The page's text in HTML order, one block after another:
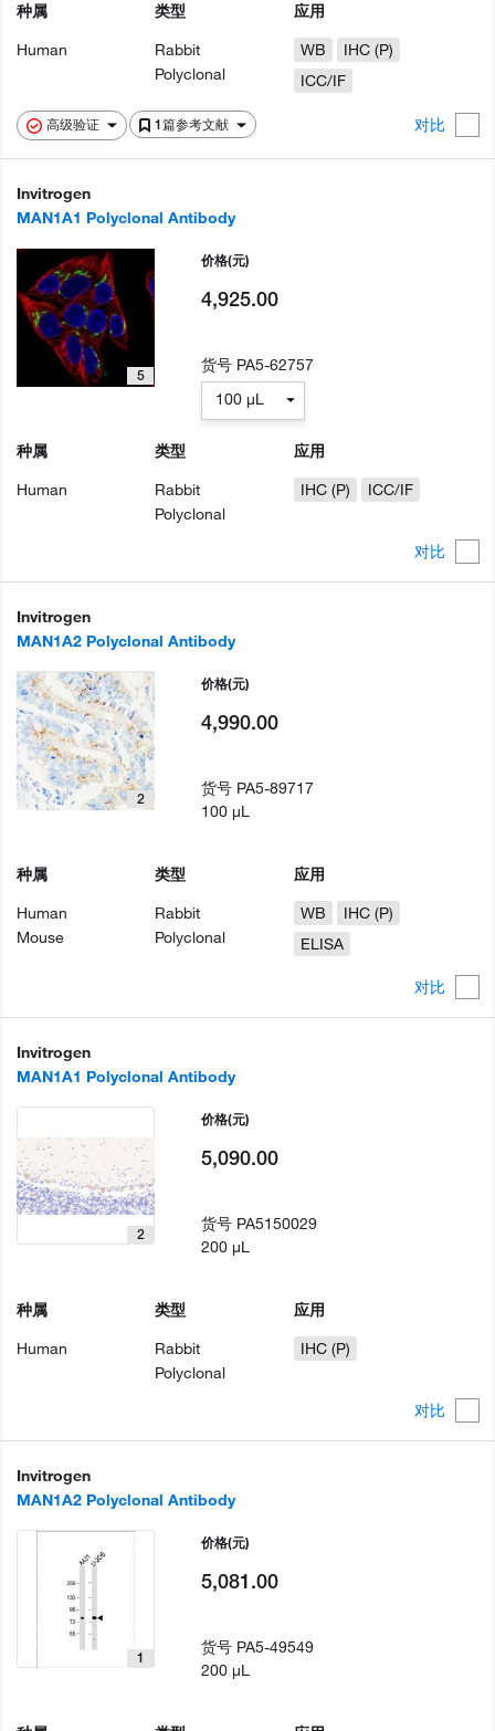
高级验证 1篇参考文献 对比
种属
Human
类型
Rabbit
Polyclonal
应用
WB
IHC (P)
ICC/IF
Invitrogen
MAN1A1 Polyclonal Antibody
对比
5
种属
Human
类型
Rabbit
Polyclonal
应用
IHC (P)
ICC/IF
价格(元)
4,925.00
货号 PA5-62757
100 µL
Invitrogen
MAN1A2 Polyclonal Antibody
对比
2
种属
Human
Mouse
类型
Rabbit
Polyclonal
应用
WB
IHC (P)
ELISA
价格(元)
4,990.00
货号 PA5-89717
100 µL
Invitrogen
MAN1A1 Polyclonal Antibody
对比
2
种属
Human
类型
Rabbit
Polyclonal
应用
IHC (P)
价格(元)
5,090.00
货号 PA5150029
200 µL
Invitrogen
MAN1A2 Polyclonal Antibody
1
价格(元)
5,081.00
货号 PA5-49549
200 µL